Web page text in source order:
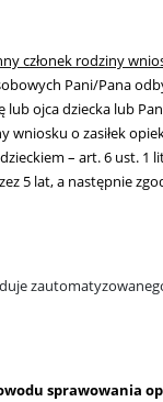
członek rodziny
Pani/Pana
lub ojca dziecka lub
wniosku o zasiłek
– art. 6 ust. 1
5 lat, a następnie
sprawowania